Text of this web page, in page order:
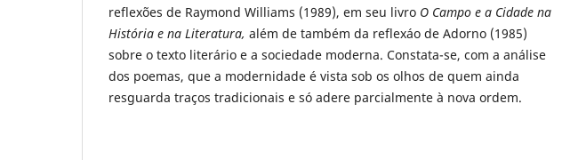
reflexões de Raymond Williams (1989), em seu livro O Campo e a Cidade na
História e na Literatura, além de também da reflexáo de Adorno (1985)
sobre o texto literário e a sociedade moderna. Constata-se, com a análise
dos poemas, que a modernidade é vista sob os olhos de quem ainda
resguarda traços tradicionais e só adere parcialmente à nova ordem.